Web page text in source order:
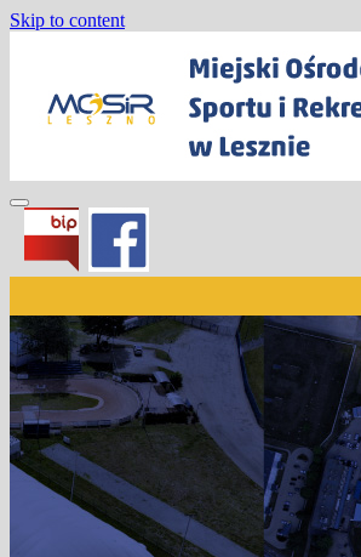
Skip to content
Miejski Ośrodek Sportu i
Lesznie